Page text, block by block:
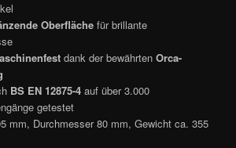
Oberflächefür brillante
dank der bewährten Orca-
BS EN 12875-4auf über 3.000
getestet
mm, Durchmesser 80 mm, Gewicht ca. 355